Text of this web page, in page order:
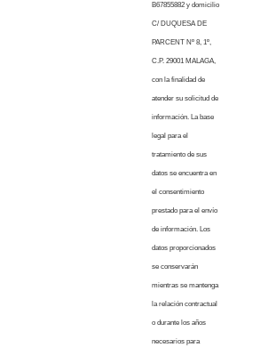
B67855882 y domicilio
C/ DUQUESA DE
PARCENT Nº 8, 1º,
C.P. 29001 MALAGA,
con la finalidad de
atender su solicitud de
información. La base
legal para el
tratamiento de sus
datos se encuentra en
el consentimiento
prestado para el envío
de información. Los
datos proporcionados
se conservarán
mientras se mantenga
la relación contractual
o durante los años
necesarios para